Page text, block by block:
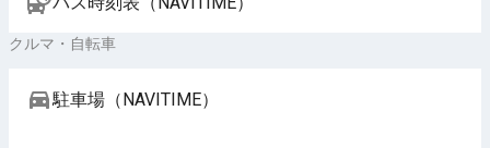
クルマ・自転車
駐車場（NAVITIME）